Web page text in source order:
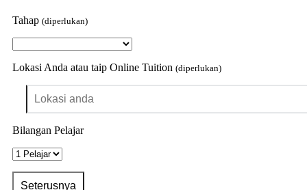
Tahap (diperlukan)
Lokasi Anda atau taip Online Tuition (diperlukan)
Bilangan Pelajar